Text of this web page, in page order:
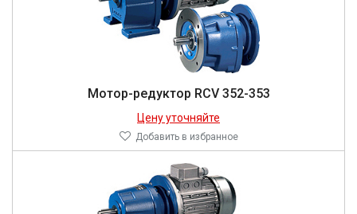
Мотор-редуктор RCV 352-353
Цену уточняйте
Добавить в избранное